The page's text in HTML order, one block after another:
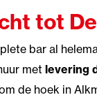
tot
bar al
metlevering
de hoek in